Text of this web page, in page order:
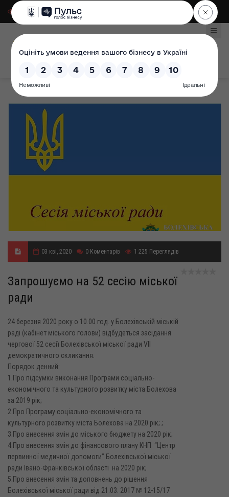
Для слабозорих|
03 кві, 2020 0 Коментарів 1 225 Переглядів
Запрошуємо на 52 сесію міської
ради
24 березня 2020 року о 10.00 год. у Болехівській міській
раді (кабінет міського голови) відбудеться засідання
чергової 52 сесії Болехівської міської ради VII
демократичного скликання.
Порядок денний:
1.Про підсумки виконання Програми соціально-
економічного та культурного розвитку міста Болехова
за 2019 рік;
2.Про Програму соціально-економічного та
культурного розвитку міста Болехова на 2020 рік; ;
3.Про внесення змін до міського бюджету на 2020 рік;
4.Про внесення змін до фінансового плану КНП “Центр
первинної медичної допомоги” Болехівської міської
ради Івано-Франківської області на 2020 рік;
5.Про внесення змін та доповнень до рішення
Болехівської міської ради від 21.03. 2017 № 12-15/17